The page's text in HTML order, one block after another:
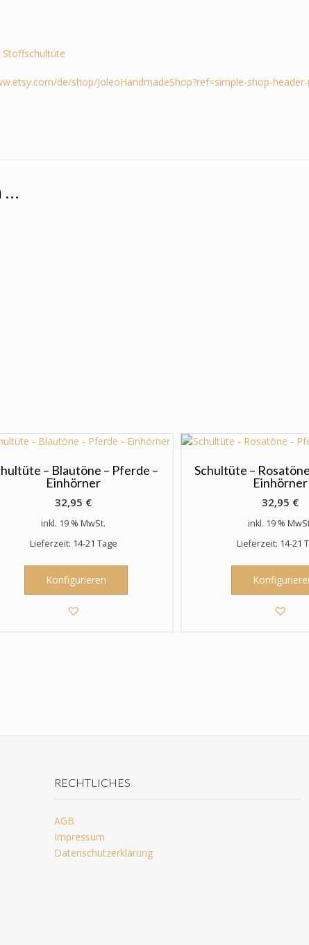
Stoffschultüte
de/shop/JoleoHandmadeShop?ref=simple-shop-
…
– Blautöne – Pferde –
Einhörner
32,95 €
inkl. 19 % MwSt.
Lieferzeit: 14-21 Tage
Konfigurieren
Schultüte –
Einhörner
32,95 €
inkl. 19 %
Lieferzeit: 14-21
RECHTLICHES
AGB
Impressum
Datenschutzerklärung